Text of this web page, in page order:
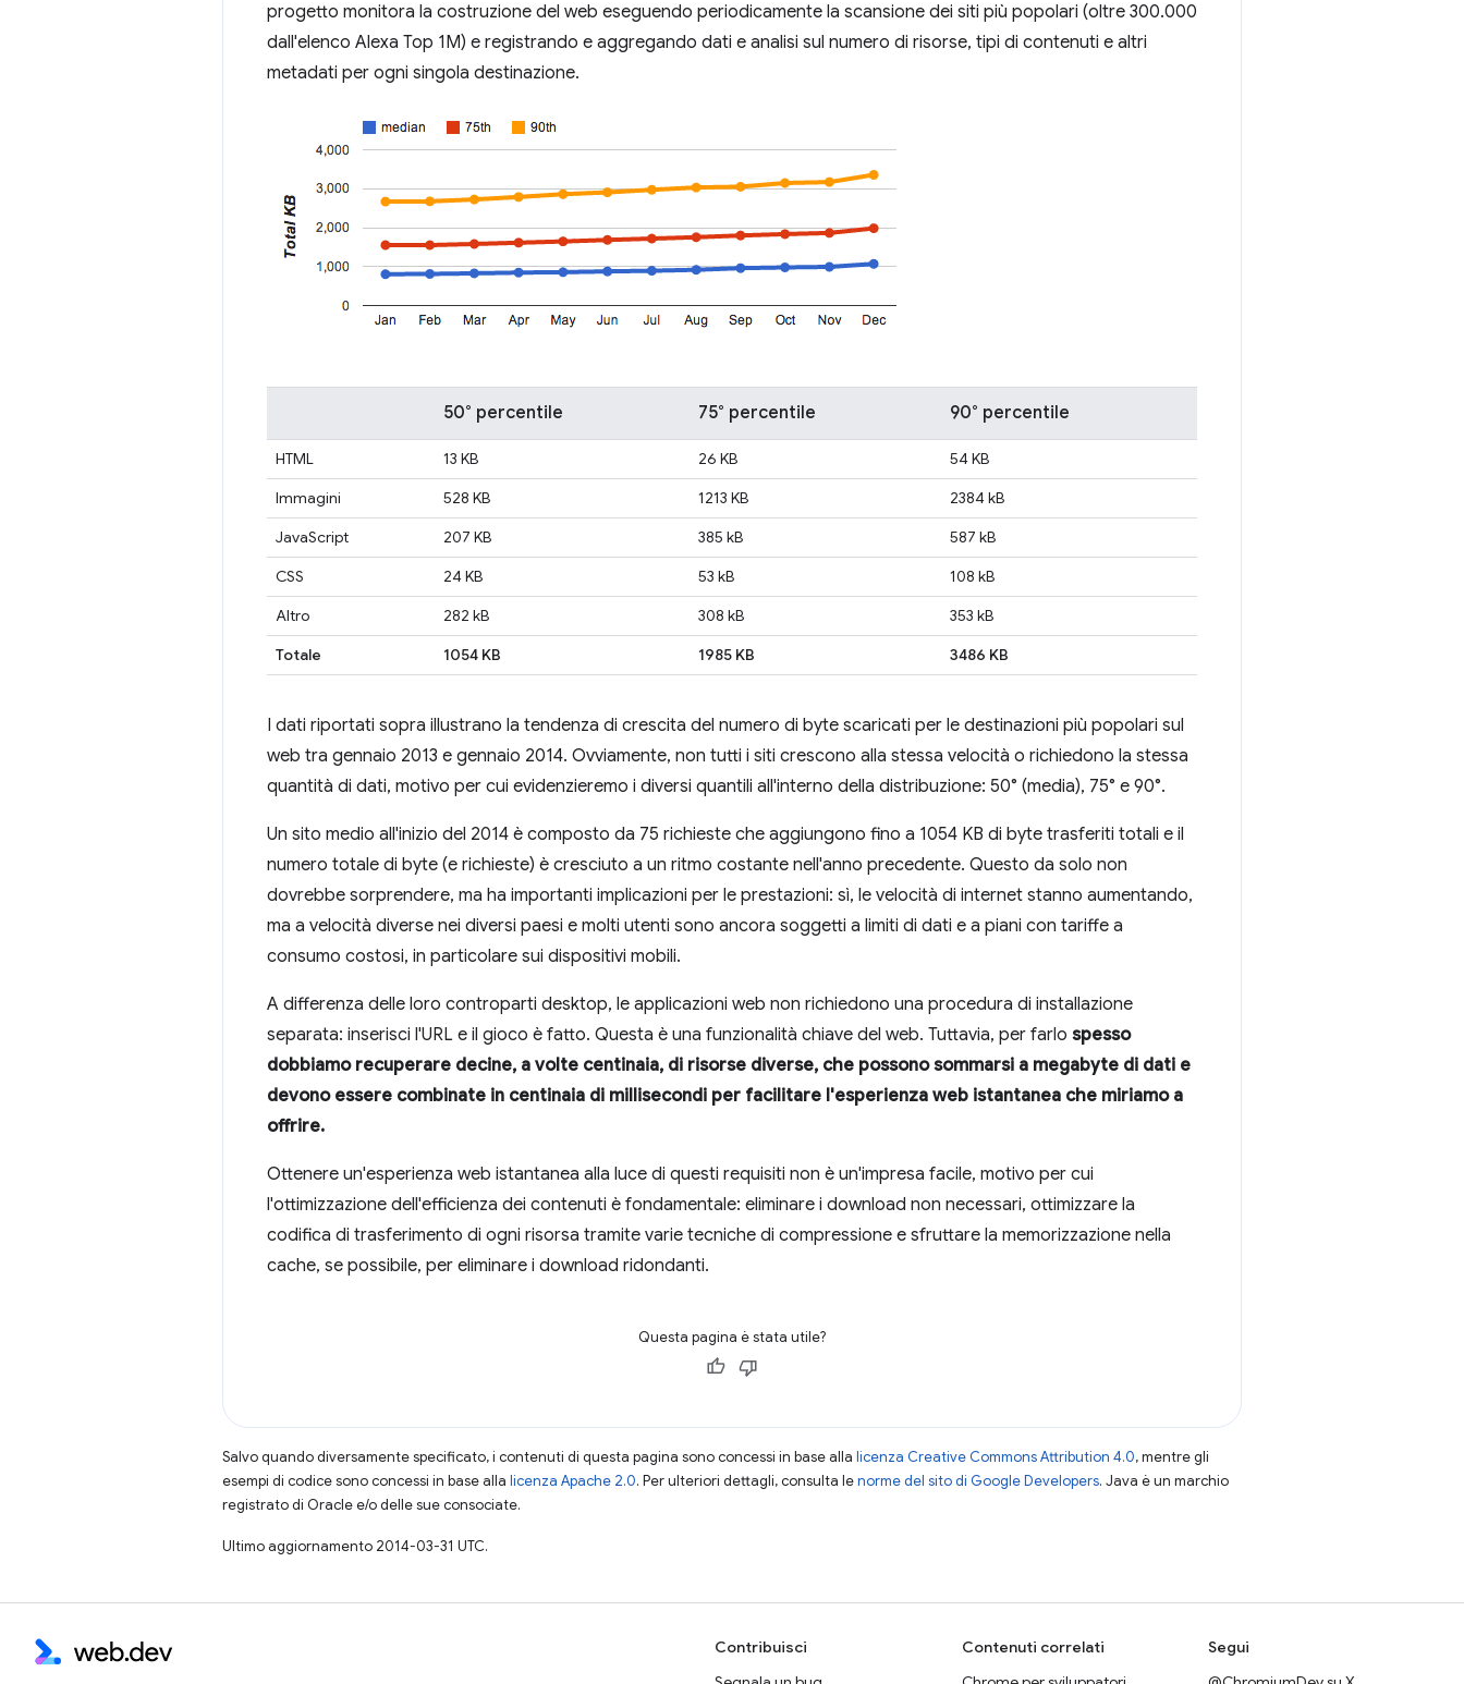
progetto monitora la costruzione del web eseguendo periodicamente la scansione dei siti più popolari (oltre 300.000
dall'elenco Alexa Top 1M) e registrando e aggregando dati e analisi sul numero di risorse, tipi di contenuti e altri
metadati per ogni singola destinazione.
50° percentile 75° percentile 90° percentile
HTML 13 KB 26 KB
54 KB
Immagini
528 KB 1213 KB
2384 kB
JavaScript
207 KB 385 kB
587 kB
CSS
24 KB 53 kB
108 kB
Altro
282 kB 308 kB
353 kB
Totale
1054 KB 1985 KB 3486 KB
I dati riportati sopra illustrano la tendenza di crescita del numero di byte scaricati per le destinazioni più popolari sul
web tra gennaio 2013 e gennaio 2014. Ovviamente, non tutti i siti crescono alla stessa velocità o richiedono la stessa
quantità di dati, motivo per cui evidenzieremo i diversi quantili all'interno della distribuzione: 50° (media), 75° e 90°.
Un sito medio all'inizio del 2014 è composto da 75 richieste che aggiungono fino a 1054 KB di byte trasferiti totali e il
numero totale di byte (e richieste) è cresciuto a un ritmo costante nell'anno precedente. Questo da solo non
dovrebbe sorprendere, ma ha importanti implicazioni per le prestazioni: sì, le velocità di internet stanno aumentando,
ma a velocità diverse nei diversi paesi e molti utenti sono ancora soggetti a limiti di dati e a piani con tariffe a
consumo costosi, in particolare sui dispositivi mobili.
A differenza delle loro controparti desktop, le applicazioni web non richiedono una procedura di installazione
separata: inserisci l'URL e il gioco è fatto. Questa è una funzionalità chiave del web. Tuttavia, per farlo spesso
dobbiamo recuperare decine, a volte centinaia, di risorse diverse, che possono sommarsi a megabyte di dati e
devono essere combinate in centinaia di millisecondi per facilitare l'esperienza web istantanea che miriamo a
offrire.
Ottenere un'esperienza web istantanea alla luce di questi requisiti non è un'impresa facile, motivo per cui
l'ottimizzazione dell'efficienza dei contenuti è fondamentale: eliminare i download non necessari, ottimizzare la
codifica di trasferimento di ogni risorsa tramite varie tecniche di compressione e sfruttare la memorizzazione nella
cache, se possibile, per eliminare i download ridondanti.
Questa pagina è stata utile?
Salvo quando diversamente specificato, i contenuti di questa pagina sono concessi in base alla licenza Creative Commons Attribution 4.0, mentre gli
esempi di codice sono concessi in base alla licenza Apache 2.0. Per ulteriori dettagli, consulta lenorme del sito di Google Developers. Java è un marchio
registrato di Oracle e/o delle sue consociate.
Ultimo aggiornamento 2014-03-31 UTC.
Contribuisci
Contenuti correlati
Segui